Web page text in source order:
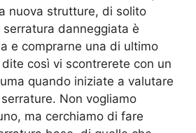
nuova strutture, di solito
danneggiata è
e comprarne una di ultimo
così vi scontrerete con un
quando iniziate a valutare
Non vogliamo
ma cerchiamo di fare